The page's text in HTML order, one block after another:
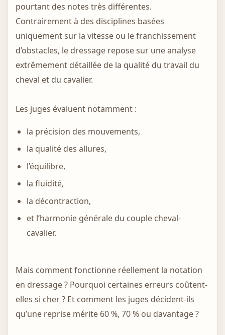
pourtant des notes très différentes.
Contrairement à des disciplines basées
uniquement sur la vitesse ou le franchissement
d’obstacles, le dressage repose sur une analyse
extrêmement détaillée de la qualité du travail du
cheval et du cavalier.
Les juges évaluent notamment :
la précision des mouvements,
la qualité des allures,
l’équilibre,
la fluidité,
la décontraction,
et l’harmonie générale du couple cheval-
cavalier.
Mais comment fonctionne réellement la notation
en dressage ? Pourquoi certaines erreurs coûtent-
elles si cher ? Et comment les juges décident-ils
qu’une reprise mérite 60 %, 70 % ou davantage ?